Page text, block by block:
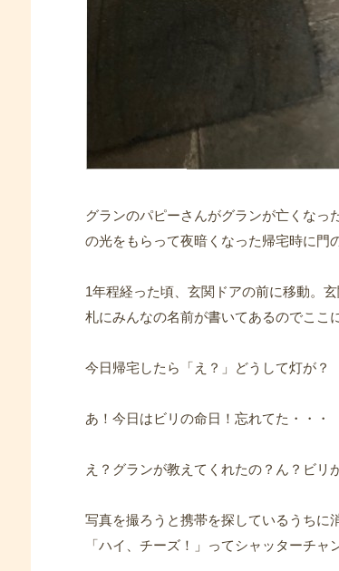
グランのパピーさんがグランが亡くなっ
の光をもらって夜暗くなった帰宅時に門
1年程経った頃、玄関ドアの前に移動。
札にみんなの名前が書いてあるのでここ
今日帰宅したら「え？」どうして灯が？
あ！今日はビリの命日！忘れてた・・・
え？グランが教えてくれたの？ん？ビリ
写真を撮ろうと携帯を探しているうちに
「ハイ、チーズ！」ってシャッターチャ